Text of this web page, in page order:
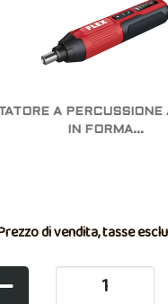
A PERCUSSIONE
IN FORMA...
di vendita, tasse